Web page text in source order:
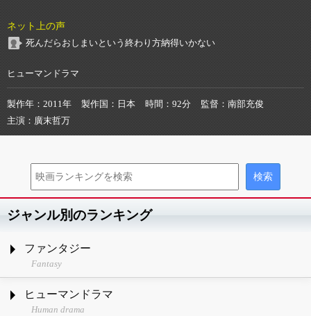
ネット上の声
死んだらおしまいという終わり方納得いかない
ヒューマンドラマ
製作年 2011年 製作国 日本 時間 92分 監督
南部充俊
主演
廣末哲万
ジャンル別のランキング
ファンタジー
Fantasy
ヒューマンドラマ
Human drama